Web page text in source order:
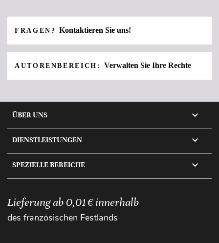
FRAGEN?Kontaktieren Sie uns!
AUTORENBEREICH: Verwalten Sie Ihre Rechte
ÜBER UNS 
DIENSTLEISTUNGEN 
SPEZIELLE BEREICHE 
Lieferung ab 0,01 € innerhalb
des französischen Festlands